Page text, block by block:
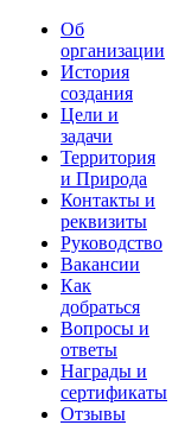
Об
организации
История
создания
Цели и
задачи
Территория
и Природа
Контакты и
реквизиты
Руководство
Вакансии
Как
добраться
Вопросы и
ответы
Награды и
сертификаты
Отзывы